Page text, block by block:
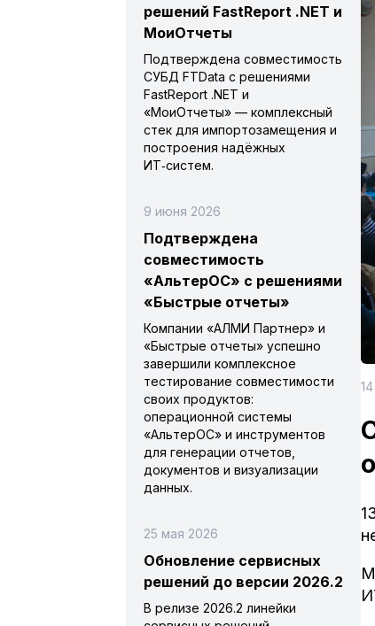
решений FastReport .NET и
МоиОтчеты
Подтверждена совместимость
СУБД FTData с решениями
FastReport .NET и
«МоиОтчеты» — комплексный
стек для импортозамещения и
построения надёжных
ИТ‑систем.
9 июня 2026
Подтверждена
совместимость
«АльтерОС» с решениями
«Быстрые отчеты»
Компании «АЛМИ Партнер» и
«Быстрые отчеты» успешно
завершили комплексное
тестирование совместимости
своих продуктов:
операционной системы
«АльтерОС» и инструментов
для генерации отчетов,
документов и визуализации
данных.
25 мая 2026
Обновление сервисных
решений до версии 2026.2
В релизе 2026.2 линейки